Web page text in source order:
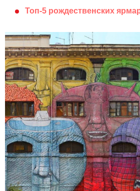
Топ-5 рождественских